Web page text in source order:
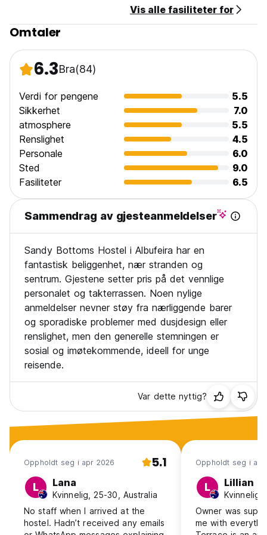
Vis alle fasiliteter for
Omtaler
6.3Bra(84)
Verdi for pengene
5.5
Sikkerhet
7.0
atmosphere
5.5
Renslighet
4.5
Personale
6.0
Sted
9.0
Fasiliteter
6.5
Sammendrag av gjesteanmeldelser
Sandy Bottoms Hostel i Albufeira har en
fantastisk beliggenhet, nær stranden og
sentrum. Gjestene setter pris på det vennlige
personalet og takterrassen. Noen nylige
anmeldelser nevner støy fra nærliggende barer
og sporadiske problemer med dusjdesign eller
renslighet, men den generelle stemningen er
sosial og imøtekommende, ideell for unge
reisende.
Var dette nyttig?
Oppholdt seg i apr 2026 5.1
L Lana
Kvinnelig, 25-30, Australia
No staff when I arrived at the
hostel. Hadn’t received any emails
Oppholdt seg i apr
L Lillian
Kvinnelig,
Owner was
me with